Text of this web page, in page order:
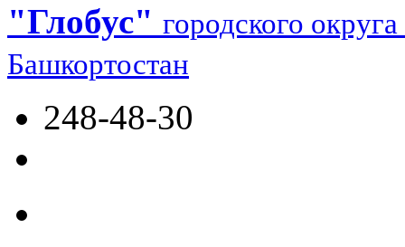
"Глобус" городского
Башкортостан
248-48-30